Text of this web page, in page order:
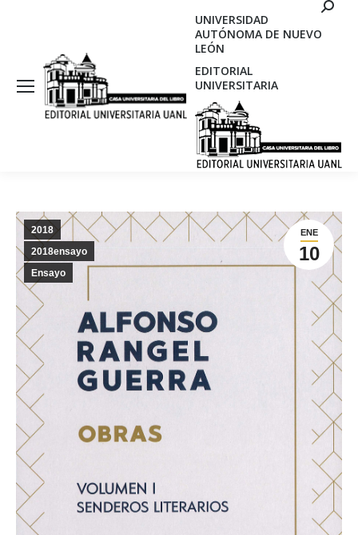
UNIVERSIDAD
AUTÓNOMA DE NUEVO
LEÓN
EDITORIAL
UNIVERSITARIA
ENE
10
2018
2018ensayo
Ensayo